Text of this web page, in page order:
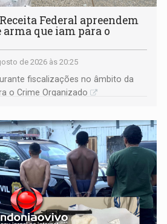
Federal apreendem
arma que iam para o
de 2026 às 20:25
fiscalizações no âmbito da
o Crime Organizado